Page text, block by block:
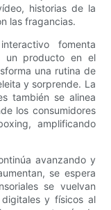
historias de la
las fragancias.
fomenta
un producto en el
una rutina de
y sorprende. La
también se alinea
los consumidores
amplificando
avanzando y
se espera
se vuelvan
y físicos al